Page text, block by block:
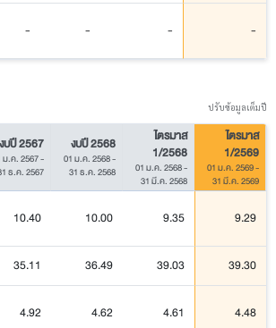
- - - -
ปรับข้อมูลเต็มปี
งบปี 2567
ม.ค. 2567-
ธ.ค. 2567
งบปี 2568
01 ม.ค. 2568-
31 ธ.ค. 2568
ไตรมาส
1/2568
01 ม.ค. 2568-
31 มี.ค. 2568
ไตรมาส
1/2569
01 ม.ค. 2569-
31 มี.ค. 2569
10.40 10.00 9.35 9.29
35.11 36.49 39.03 39.30
4.92 4.62 4.61 4.48